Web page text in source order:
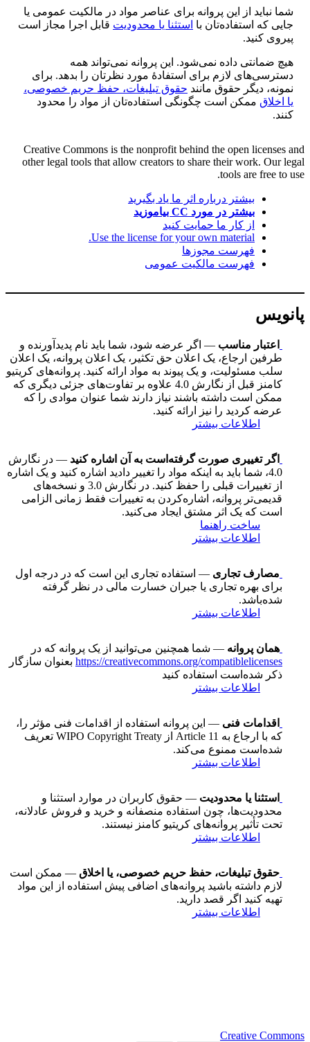
شما نباید از این پروانه برای عناصر مواد در مالکیت عمومی یا
جایی که استفاده‌تان با استثنا یا محدودیت قابل اجرا مجاز است
پیروی کنید.
هیچ ضمانتی داده نمی‌شود. این پروانه نمی‌تواند همه
دسترسی‌های لازم برای استفادهٔ مورد نظرتان را بدهد. برای
نمونه، دیگر حقوق مانند حقوق تبلیغات، حفظ حریم خصوصی،
یا اخلاق ممکن است چگونگی استفاده‌تان از مواد را محدود
کنند.
Creative Commons is the nonprofit behind the open licenses and
other legal tools that allow creators to share their work. Our legal
tools are free to use.
بیشتر درباره اثر ما یاد بگیرید
بیشتر در مورد CC بیاموزید
از کار ما حمایت کنید
Use the license for your own material.
فهرست مجوزها
فهرست مالکیت عمومی
پانویس
اعتبار مناسب — اگر عرضه شود، شما باید نام پدیدآورنده و
طرفین ارجاع، یک اعلان حق تکثیر، یک اعلان پروانه، یک اعلان
سلب مسئولیت، و یک پیوند به مواد ارائه کنید. پروانه‌های کریتیو
کامنز قبل از نگارش 4.0 علاوه بر تفاوت‌های جزئی دیگری که
ممکن است داشته باشند نیاز دارند شما عنوان موادی را که
عرضه کردید را نیز ارائه کنید.
اطلاعات بیشتر
اگر تغییری صورت گرفته‌است به آن اشاره کنید — در نگارش
4.0، شما باید به اینکه مواد را تغییر دادید اشاره کنید و یک اشاره
از تغییرات قبلی را حفظ کنید. در نگارش 3.0 و نسخه‌های
قدیمی‌تر پروانه، اشاره‌کردن به تغییرات فقط زمانی الزامی
است که یک اثر مشتق ایجاد می‌کنید.
ساخت راهنما
اطلاعات بیشتر
مصارف تجاری — استفاده تجاری این است که در درجه اول
برای بهره تجاری یا جبران خسارت مالی در نظر گرفته
شده‌باشد.
اطلاعات بیشتر
همان پروانه — شما همچنین می‌توانید از یک پروانه که در
https://creativecommons.org/compatiblelicenses بعنوان سازگار
ذکر شده‌است استفاده کنید
اطلاعات بیشتر
اقدامات فنی — این پروانه استفاده از اقدامات فنی مؤثر را،
که با ارجاع به Article 11 از WIPO Copyright Treaty تعریف
شده‌است ممنوع می‌کند.
اطلاعات بیشتر
استثنا یا محدودیت — حقوق کاربران در موارد استثنا و
محدودیت‌ها، چون استفاده منصفانه و خرید و فروش عادلانه،
تحت تأثیر پروانه‌های کریتیو کامنز نیستند.
اطلاعات بیشتر
حقوق تبلیغات، حفظ حریم خصوصی، یا اخلاق — ممکن است
لازم داشته باشید پروانه‌های اضافی پیش استفاده از این مواد
تهیه کنید اگر قصد دارید.
اطلاعات بیشتر
Creative Commons